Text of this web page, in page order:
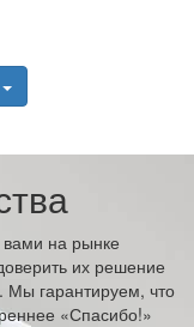
на рынке
их решение
Мы гарантируем, что
«Спасибо!»